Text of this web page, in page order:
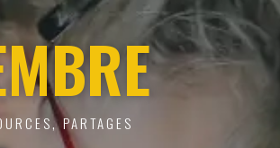
PARTAGES